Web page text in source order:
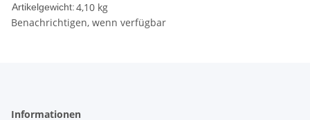
Artikelgewicht:4,10 kg
Benachrichtigen, wenn verfügbar
Informationen